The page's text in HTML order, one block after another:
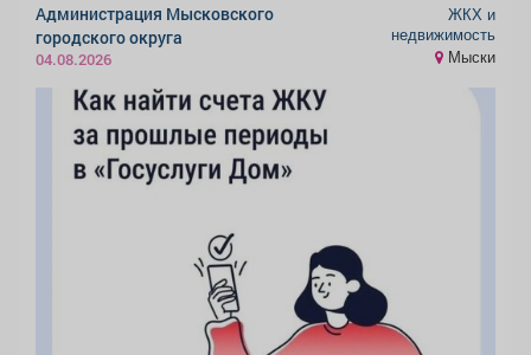
Администрация Мысковского
городского округа
04.08.2026
ЖКХ и
недвижимость
Мыски